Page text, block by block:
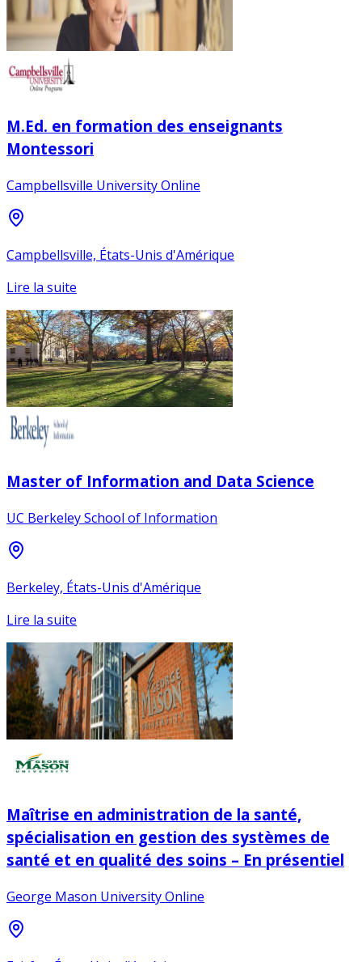
M.Ed. en formation des enseignants
Montessori
Campbellsville University Online
Campbellsville, États-Unis d'Amérique
Lire la suite
Master of Information and Data Science
UC Berkeley School of Information
Berkeley, États-Unis d'Amérique
Lire la suite
Maîtrise en administration de la santé,
spécialisation en gestion des systèmes de
santé et en qualité des soins – En présentiel
George Mason University Online